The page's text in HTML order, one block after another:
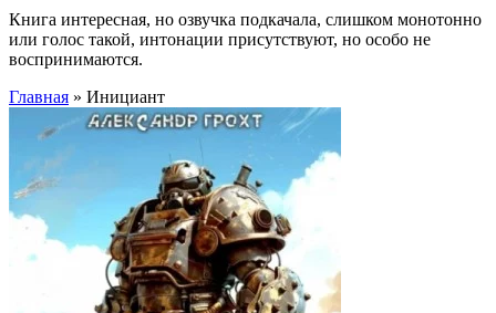
Книга интересная, но озвучка подкачала, слишком монотонно
или голос такой, интонации присутствуют, но особо не
воспринимаются.
Главная » Инициант